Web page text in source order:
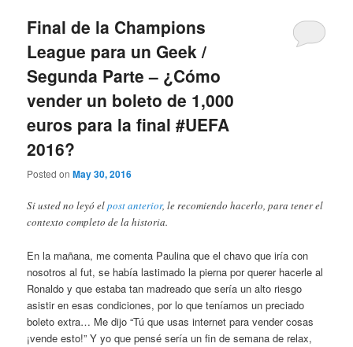
Final de la Champions
League para un Geek /
Segunda Parte – ¿Cómo
vender un boleto de 1,000
euros para la final #UEFA
2016?
Posted onMay 30, 2016
Si usted no leyó elpost anterior, le recomiendo hacerlo, para tener el
contexto completo de la historia.
En la mañana, me comenta Paulina que el chavo que iría con
nosotros al fut, se había lastimado la pierna por querer hacerle al
Ronaldo y que estaba tan madreado que sería un alto riesgo
asistir en esas condiciones, por lo que teníamos un preciado
boleto extra… Me dijo “Tú que usas internet para vender cosas
¡vende esto!” Y yo que pensé sería un fin de semana de relax,